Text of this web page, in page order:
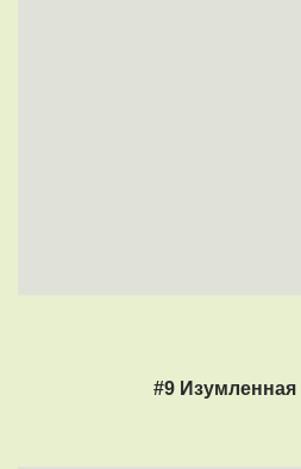
#9 Изумленная